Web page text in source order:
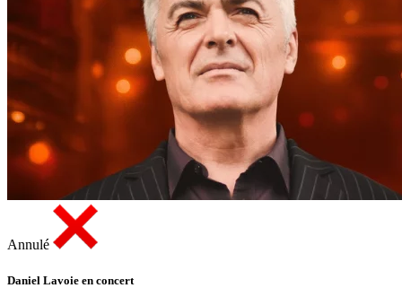
Annulé
Daniel Lavoie en concert